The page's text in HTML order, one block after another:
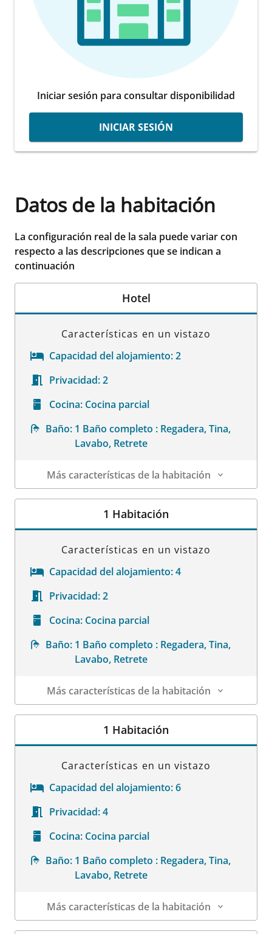
Iniciar sesión para consultar disponibilidad
INICIAR SESIÓN
Datos de la habitación
La configuración real de la sala puede variar con
respecto a las descripciones que se indican a
continuación
Hotel
Características en un vistazo
Capacidad del alojamiento:2
Privacidad:2
Cocina: Cocina parcial
Baño: 1 Baño completo : Regadera, Tina,
Lavabo, Retrete
Más características de la habitación
Datos de la habitación
1 Habitación
Características en un vistazo
Capacidad del alojamiento:4
Privacidad:2
Cocina: Cocina parcial
Baño: 1 Baño completo : Regadera, Tina,
Lavabo, Retrete
Más características de la habitación
Datos de la habitación
1 Habitación
Características en un vistazo
Capacidad del alojamiento:6
Privacidad:4
Cocina: Cocina parcial
Baño: 1 Baño completo : Regadera, Tina,
Lavabo, Retrete
Más características de la habitación
Datos de la habitación